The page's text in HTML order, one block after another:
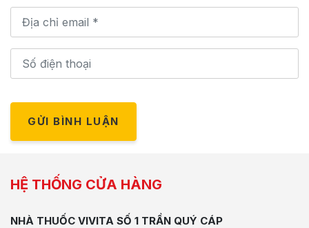
GỬI BÌNH LUẬN
HỆ THỐNG CỬA HÀNG
NHÀ THUỐC VIVITA SỐ 1 TRẦN QUÝ CÁP